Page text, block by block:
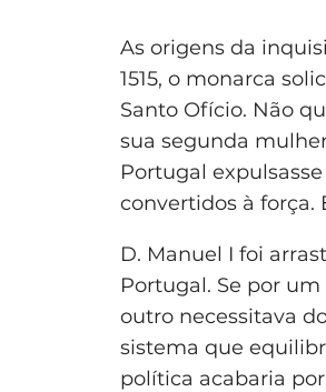
As origens da
1515, o monarca
Santo Ofício. Não
sua segunda
Portugal
convertidos à força.
D. Manuel I foi
Portugal. Se por
outro necessitava
sistema que
política acabaria